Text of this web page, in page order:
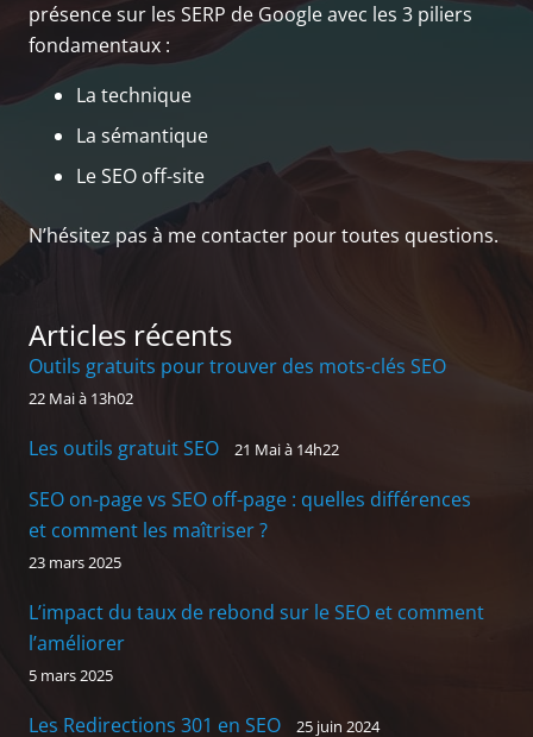
présence sur les SERP de Google avec les 3 piliers
fondamentaux :
La technique
La sémantique
Le SEO off-site
N’hésitez pas à me contacter pour toutes questions.
Articles récents
Outils gratuits pour trouver des mots-clés SEO
22 Mai à 13h02
Les outils gratuit SEO 21 Mai à 14h22
SEO on-page vs SEO off-page : quelles différences
et comment les maîtriser ?
23 mars 2025
L’impact du taux de rebond sur le SEO et comment
l’améliorer
5 mars 2025
Les Redirections 301 en SEO 25 juin 2024